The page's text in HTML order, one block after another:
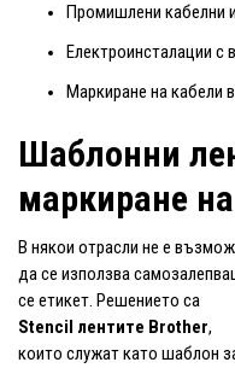
Промишлени кабелни
Електроинсталации с
Маркиране на кабели
Шаблонни
маркиране
В някои отрасли не е
да се използва
се етикет. Решението са
Stencil лентите Brother,
които служат като шаблон